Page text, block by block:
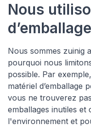
Nous
Nous sommes zuinig
pourquoi nous
possible. Par
matériel d’emballage
vous ne trouverez
emballages inutiles et
l'environnement et